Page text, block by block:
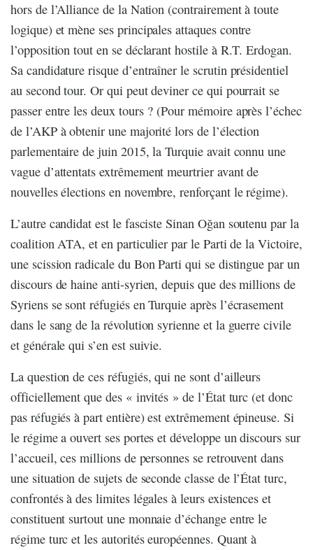
hors de l’Alliance de la Nation (contrairement à toute
logique) et mène ses principales attaques contre
l’opposition tout en se déclarant hostile à R.T. Erdogan.
Sa candidature risque d’entraîner le scrutin présidentiel
au second tour. Or qui peut deviner ce qui pourrait se
passer entre les deux tours ? (Pour mémoire après l’échec
de l’AKP à obtenir une majorité lors de l’élection
parlementaire de juin 2015, la Turquie avait connu une
vague d’attentats extrêmement meurtrier avant de
nouvelles élections en novembre, renforçant le régime).
L’autre candidat est le fasciste Sinan Oğan soutenu par la
coalition ATA, et en particulier par le Parti de la Victoire,
une scission radicale du Bon Parti qui se distingue par un
discours de haine anti-syrien, depuis que des millions de
Syriens se sont réfugiés en Turquie après l’écrasement
dans le sang de la révolution syrienne et la guerre civile
et générale qui s’en est suivie.
La question de ces réfugiés, qui ne sont d’ailleurs
officiellement que des « invités » de l’État turc (et donc
pas réfugiés à part entière) est extrêmement épineuse. Si
le régime a ouvert ses portes et développe un discours sur
l’accueil, ces millions de personnes se retrouvent dans
une situation de sujets de seconde classe de l’État turc,
confrontés à des limites légales à leurs existences et
constituent surtout une monnaie d’échange entre le
régime turc et les autorités européennes. Quant à